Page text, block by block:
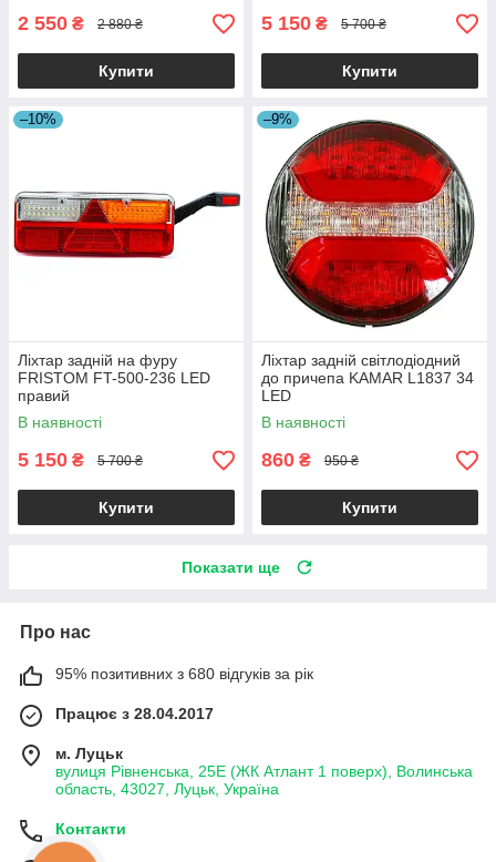
2 550 ₴ 2 880 ₴
Купити
5 150 ₴ 5 700 ₴
Купити
–10%
Ліхтар задній на фуру
FRISTOM FT-500-236 LED
правий
В наявності
5 150 ₴ 5 700 ₴
Купити
–9%
Ліхтар задній світлодіодний
до причепа KAMAR L1837 34
LED
В наявності
860 ₴ 950 ₴
Купити
Показати ще
Про нас
95% позитивних з 680 відгуків за рік
Працює з 28.04.2017
м. Луцьк
вулиця Рівненська, 25Е (ЖК Атлант 1 поверх), Волинська
область, 43027, Луцьк, Україна
Контакти